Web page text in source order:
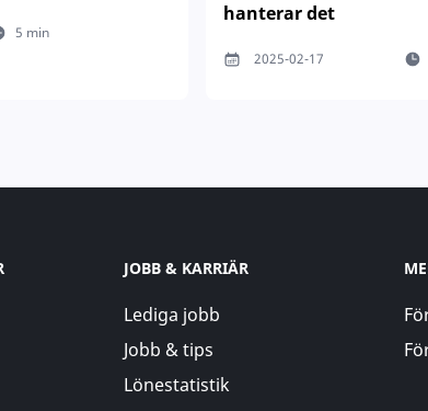
5 min
hanterar det
2025-02-17
JOBB & KARRIÄR
Lediga jobb
Jobb & tips
Lönestatistik